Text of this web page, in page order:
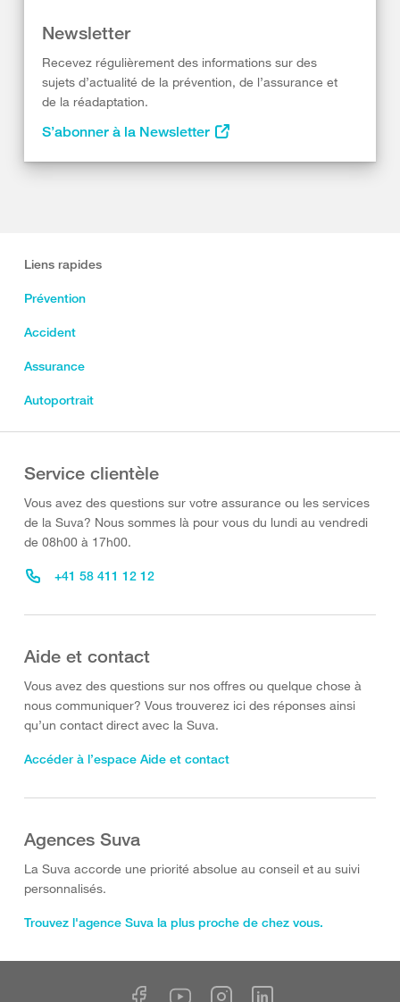
Newsletter
Recevez régulièrement des informations sur des
sujets d’actualité de la prévention, de l’assurance et
de la réadaptation.
S’abonner à la Newsletter
Liens rapides
Prévention
Accident
Assurance
Autoportrait
Service clientèle
Vous avez des questions sur votre assurance ou les services
de la Suva? Nous sommes là pour vous du lundi au vendredi
de 08h00 à 17h00.
+41 58 411 12 12
Aide et contact
Vous avez des questions sur nos offres ou quelque chose à
nous communiquer? Vous trouverez ici des réponses ainsi
qu’un contact direct avec la Suva.
Accéder à l’espace Aide et contact
Agences Suva
La Suva accorde une priorité absolue au conseil et au suivi
personnalisés.
Trouvez l'agence Suva la plus proche de chez vous.